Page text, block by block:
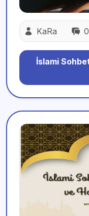
KaRa
İslami